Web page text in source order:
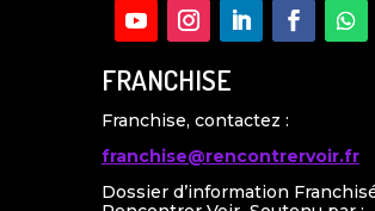
FRANCHISE
Franchise, contactez :
franchise@rencontrervoir.fr
Dossier d’information